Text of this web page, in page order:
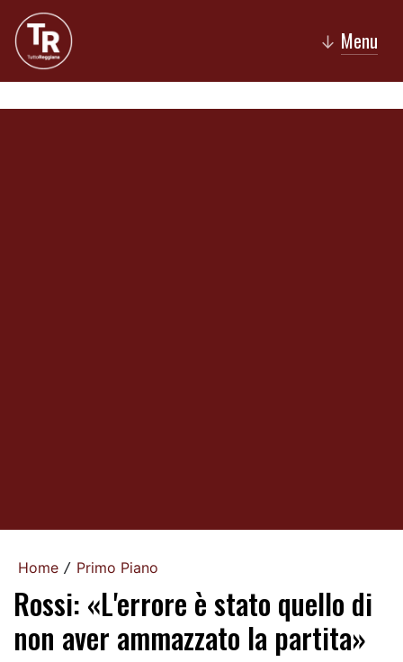
↓ Menu
Home / Primo Piano
Rossi: «L'errore è stato quello di
non aver ammazzato la partita»